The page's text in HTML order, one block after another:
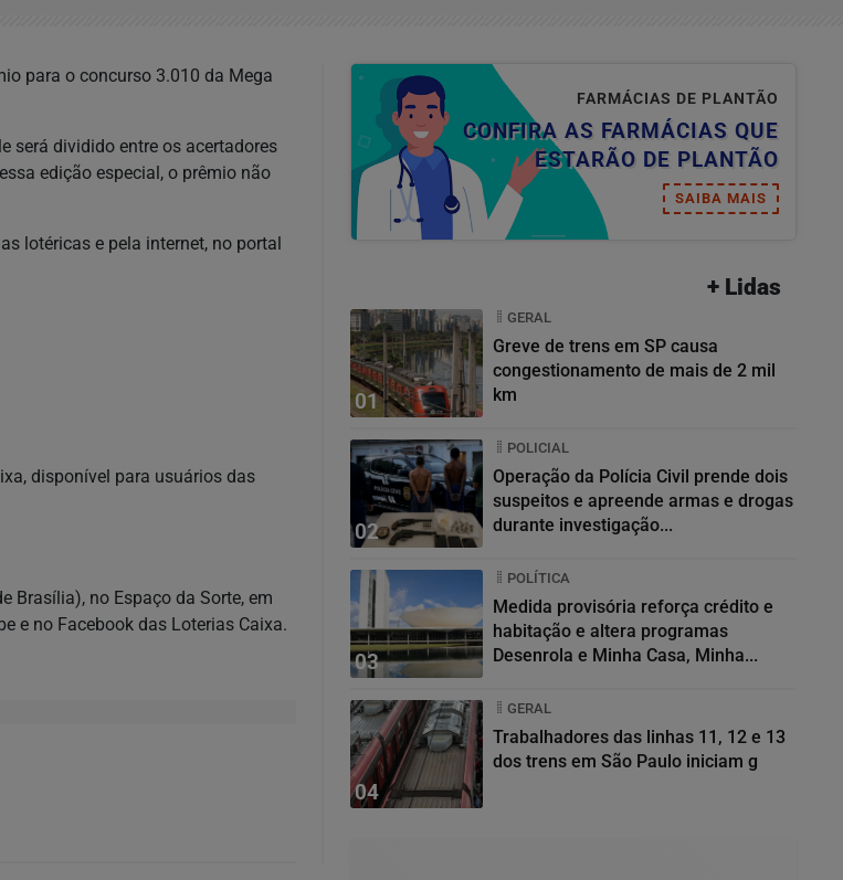
para o concurso 3.010 da Mega
será dividido entre os acertadores
edição especial, o prêmio não
lotéricas e pela internet, no portal
disponível para usuários das
Brasília), no Espaço da Sorte, em
e no Facebook das Loterias Caixa.
FARMÁCIAS DE PLANTÃO
CONFIRA AS FARMÁCIAS QUE
ESTARÃO DE PLANTÃO
SAIBA MAIS
+ Lidas
01
GERAL
Greve de trens em SP causa
congestionamento de mais de 2 mil
km
02
POLICIAL
Operação da Polícia Civil prende dois
suspeitos e apreende armas e drogas
durante investigação...
03
POLÍTICA
Medida provisória reforça crédito e
habitação e altera programas
Desenrola e Minha Casa, Minha...
04
GERAL
Trabalhadores das linhas 11, 12 e 13
dos trens em São Paulo iniciam g